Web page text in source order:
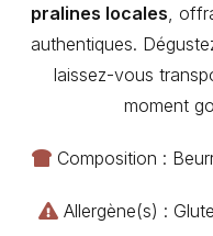
pralines locales ,
authentiques.
laissez-vous
moment
Composition :
Allergène(s) :